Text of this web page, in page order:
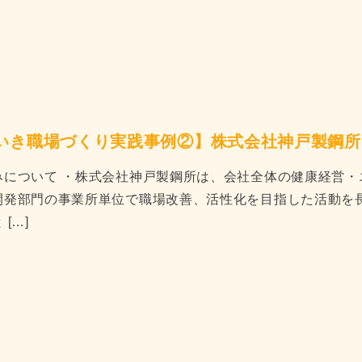
き職場づくり実践事例②】株式会社神戸製鋼所
ついて ・株式会社神戸製鋼所は、会社全体の健康経営
部門の事業所単位で職場改善、活性化を目指した活動
[…]